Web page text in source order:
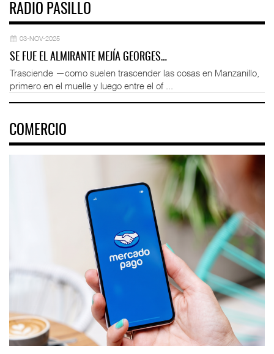
RADIO PASILLO
03-NOV-2025
SE FUE EL ALMIRANTE MEJÍA GEORGES…
Trasciende —como suelen trascender las cosas en Manzanillo,
primero en el muelle y luego entre el of ...
COMERCIO